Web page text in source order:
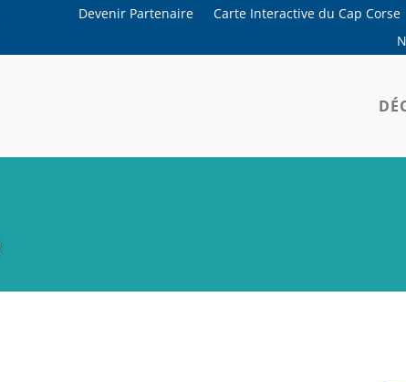
Devenir Partenaire Carte Interactive du Cap Corse